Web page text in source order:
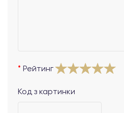
Рейтинг
Код з картинки